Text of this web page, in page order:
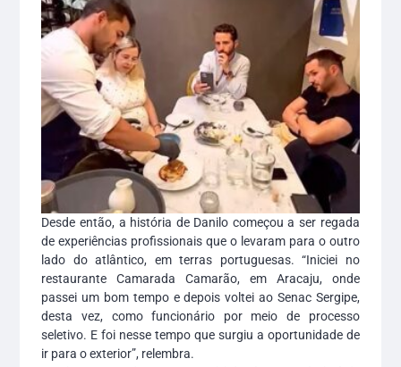
Desde então, a história de Danilo começou a ser regada
de experiências profissionais que o levaram para o outro
lado do atlântico, em terras portuguesas. “Iniciei no
restaurante Camarada Camarão, em Aracaju, onde
passei um bom tempo e depois voltei ao Senac Sergipe,
desta vez, como funcionário por meio de processo
seletivo. E foi nesse tempo que surgiu a oportunidade de
ir para o exterior”, relembra.